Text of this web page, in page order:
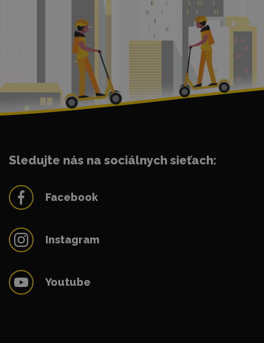
Sledujte nás na sociálnych sieťach:
Facebook
Instagram
Youtube